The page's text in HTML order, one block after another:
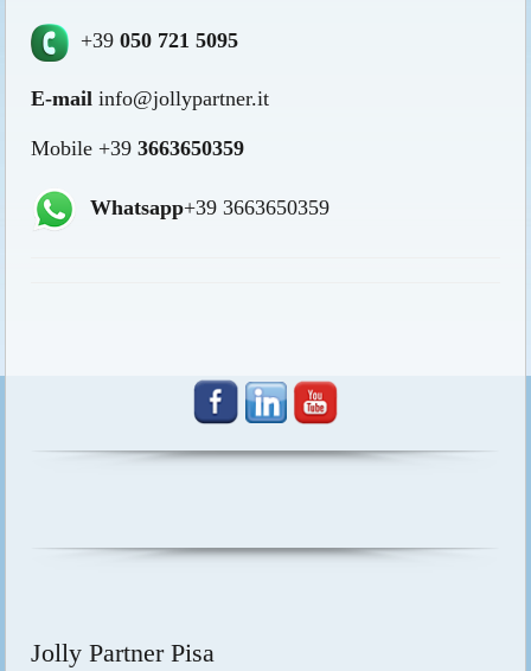
+39050 721 5095
E-mail info@jollypartner.it
Mobile +393663650359
Whatsapp+39 3663650359
Jolly Partner Pisa